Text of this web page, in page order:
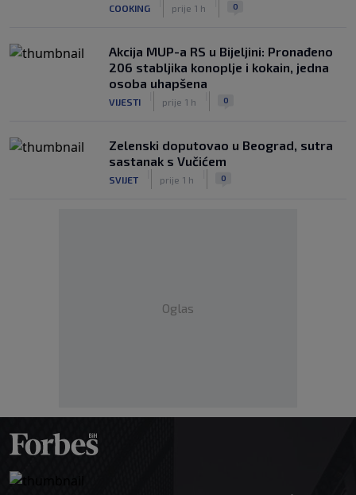
COOKING prije 1 h 0
Akcija MUP-a RS u Bijeljini: Pronađeno
206 stabljika konoplje i kokain, jedna
osoba uhapšena
VIJESTI prije 1 h 0
Zelenski doputovao u Beograd, sutra
sastanak s Vučićem
SVIJET prije 1 h 0
Oglas